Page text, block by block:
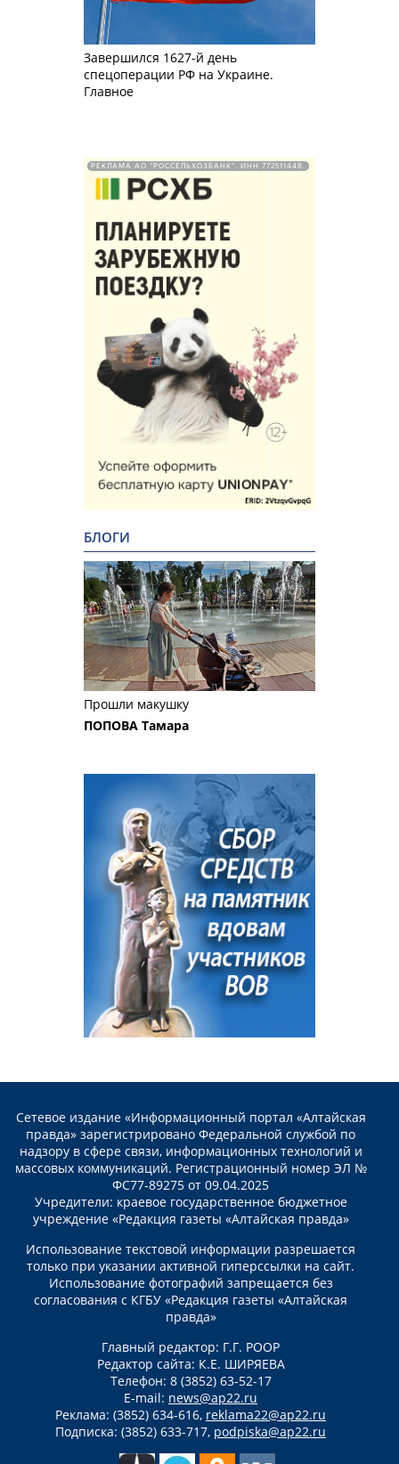
Завершился 1627-й день
спецоперации РФ на Украине.
Главное
РЕКЛАМА АО "РОССЕЛЬХОЗБАНК". ИНН 772511448.
БЛОГИ
Прошли макушку
ПОПОВА Тамара
Сетевое издание «Информационный портал «Алтайская
правда» зарегистрировано Федеральной службой по
надзору в сфере связи, информационных технологий и
массовых коммуникаций. Регистрационный номер ЭЛ №
ФС77-89275 от 09.04.2025
Учредители: краевое государственное бюджетное
учреждение «Редакция газеты «Алтайская правда»
Использование текстовой информации разрешается
только при указании активной гиперссылки на сайт.
Использование фотографий запрещается без
согласования с КГБУ «Редакция газеты «Алтайская
правда»
Главный редактор: Г.Г. РООР
Редактор сайта: К.Е. ШИРЯЕВА
Телефон: 8 (3852) 63-52-17
E-mail: news@ap22.ru
Реклама: (3852) 634-616, reklama22@ap22.ru
Подписка: (3852) 633-717, podpiska@ap22.ru